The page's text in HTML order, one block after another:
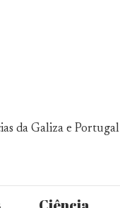
da Galiza e Portugal